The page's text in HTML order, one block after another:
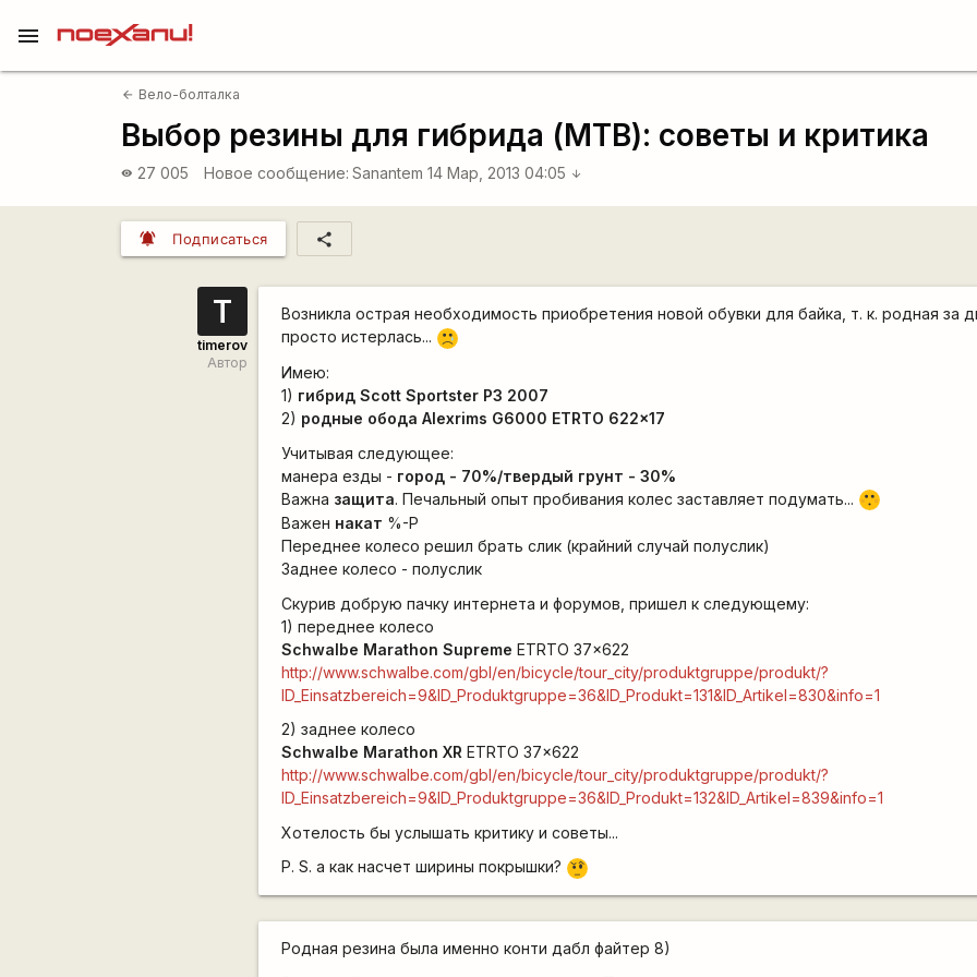
menu
arrow_back Вело-болталка
Выбор резины для гибрида (MTB): советы и критика
visibility 27 005 Новое сообщение: Sanantem 14 Мар, 2013 04:05 arrow_downward
notifications_active Подписаться share
T
timerov
Автор
Возникла острая необходимость приобретения новой обувки для байка, т. к. родная за
просто истерлась...
:'(
Имею:
1) гибрид Scott Sportster P3 2007
2) родные обода Alexrims G6000 ETRTO 622x17
Учитывая следующее:
манера езды - город - 70%/твердый грунт - 30%
Важна защита. Печальный опыт пробивания колес заставляет подумать... :-[
Важен накат %-P
Переднее колесо решил брать слик (крайний случай полуслик)
Заднее колесо - полуслик
Скурив добрую пачку интернета и форумов, пришел к следующему:
1) переднее колесо
Schwalbe Marathon Supreme ETRTO 37x622
http://www.schwalbe.com/gbl/en/bicycle/tour_city/produktgruppe/produkt/?
ID_Einsatzbereich=9&ID_Produktgruppe=36&ID_Produkt=131&ID_Artikel=830&info=1
2) заднее колесо
Schwalbe Marathon XR ETRTO 37x622
http://www.schwalbe.com/gbl/en/bicycle/tour_city/produktgruppe/produkt/?
ID_Einsatzbereich=9&ID_Produktgruppe=36&ID_Produkt=132&ID_Artikel=839&info=1
Хотелость бы услышать критику и советы...
P. S. а как насчет ширины покрышки? ???
Родная резина была именно конти дабл файтер 8)